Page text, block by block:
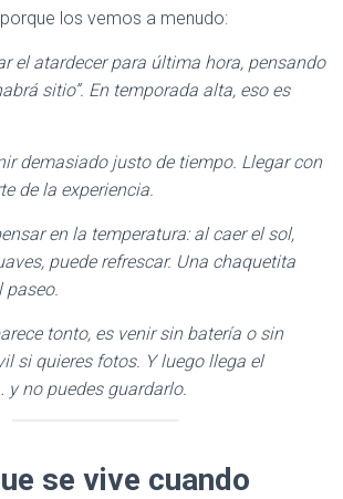
los vemos a menudo:
el atardecer para última hora, pensando
sitio”. En temporada alta, eso es
demasiado justo de tiempo. Llegar con
de la experiencia.
en la temperatura: al caer el sol,
puede refrescar. Una chaquetita
paseo.
tonto, es venir sin batería o sin
si quieres fotos. Y luego llega el
no puedes guardarlo.
se vive cuando